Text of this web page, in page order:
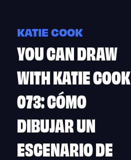
KATIE COOK
YOU CAN DRAW
WITH KATIE COOK
073: CÓMO
DIBUJAR UN
ESCENARIO DE